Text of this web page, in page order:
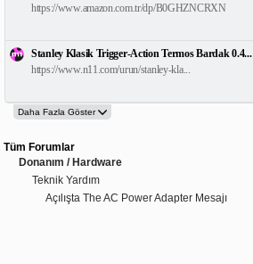
https://www.amazon.com.tr/dp/B0GHZNCRXN
Stanley Klasik Trigger-Action Termos Bardak 0.4...
https://www.n11.com/urun/stanley-kla...
Tüm Forumlar
Donanım / Hardware
Teknik Yardım
Açılışta The AC Power Adapter Mesajı